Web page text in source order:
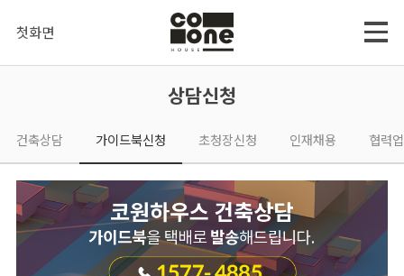
첫화면
상담신청
건축상담 가이드북신청 초청장신청 인재채용 협력